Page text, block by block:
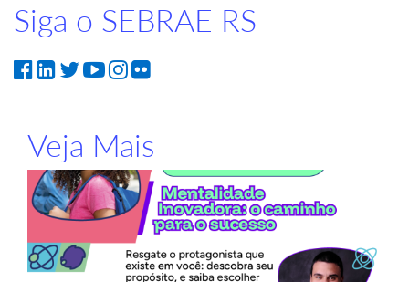
Siga o SEBRAE RS
Veja Mais